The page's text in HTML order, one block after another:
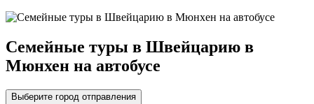
Семейные туры в Швейцарию в
Мюнхен на автобусе
Выберите город отправления